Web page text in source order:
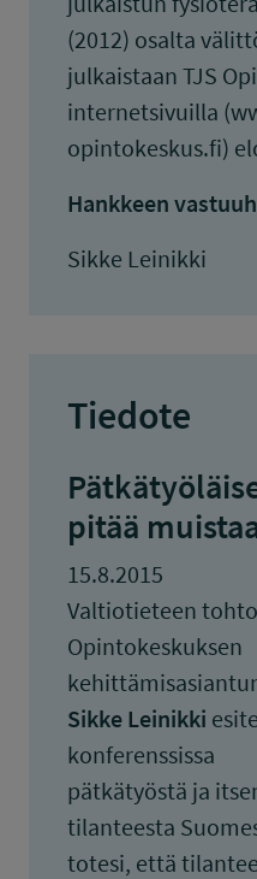
(2012) osalta
julkaistaan TJS
internetsivuilla
opintokeskus.fi)
Hankkeen
Sikke Leinikki
Tiedote
pitää
15.8.2015
Valtiotieteen
Opintokeskuksen
Sikke Leinikki
konferenssissa
pätkätyöstä ja
tilanteesta
totesi, että